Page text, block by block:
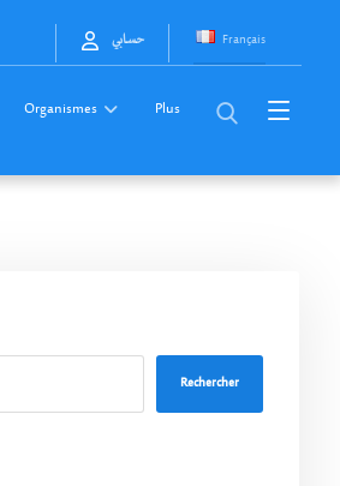
Français حسابي
Organismes Plus
Rechercher